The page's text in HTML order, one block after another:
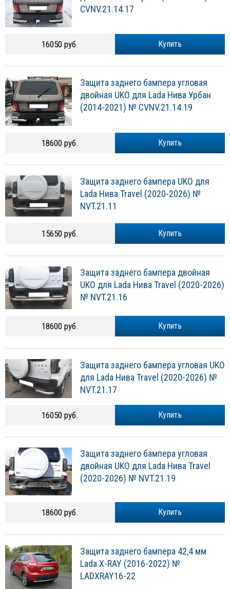
CVNV.21.14.17
Купить
16050 руб.
Защита заднего бампера угловая
двойная UKO для Lada Нива Урбан
(2014-2021) № CVNV.21.14.19
Купить
18600 руб.
Защита заднего бампера UKO для
Lada Нива Travel (2020-2026) №
NVT.21.11
Купить
15650 руб.
Защита заднего бампера двойная
UKO для Lada Нива Travel (2020-2026)
№ NVT.21.16
Купить
18600 руб.
Защита заднего бампера угловая UKO
для Lada Нива Travel (2020-2026) №
NVT.21.17
Купить
16050 руб.
Защита заднего бампера угловая
двойная UKO для Lada Нива Travel
(2020-2026) № NVT.21.19
Купить
18600 руб.
Защита заднего бампера 42,4 мм
Lada X-RAY (2016-2022) №
LADXRAY16-22